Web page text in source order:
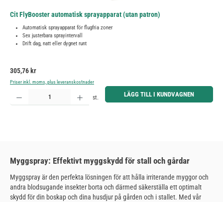
Cit FlyBooster automatisk sprayapparat (utan patron)
Automatisk sprayapparat för flugfria zoner
Sex justerbara sprayintervall
Drift dag, natt eller dygnet runt
Ordinarie pris:
305,76 kr
Priser inkl. moms, plus leveranskostnader
Produktkvantitet: Ange önskat belopp eller använd knapparna för att öka eller minska kvantiteten.
st. LÄGG TILL I KUNDVAGNEN
Myggspray: Effektivt myggskydd för stall och gårdar
Myggspray är den perfekta lösningen för att hålla irriterande myggor och
andra blodsugande insekter borta och därmed säkerställa ett optimalt
skydd för din boskap och dina husdjur på gården och i stallet. Med vår